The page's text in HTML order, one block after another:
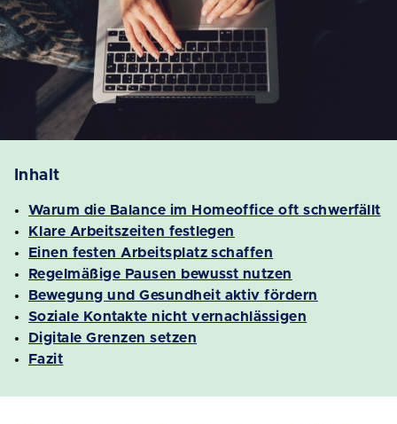
Inhalt
Warum die Balance im Homeoffice oft schwerfällt
Klare Arbeitszeiten festlegen
Einen festen Arbeitsplatz schaffen
Regelmäßige Pausen bewusst nutzen
Bewegung und Gesundheit aktiv fördern
Soziale Kontakte nicht vernachlässigen
Digitale Grenzen setzen
Fazit